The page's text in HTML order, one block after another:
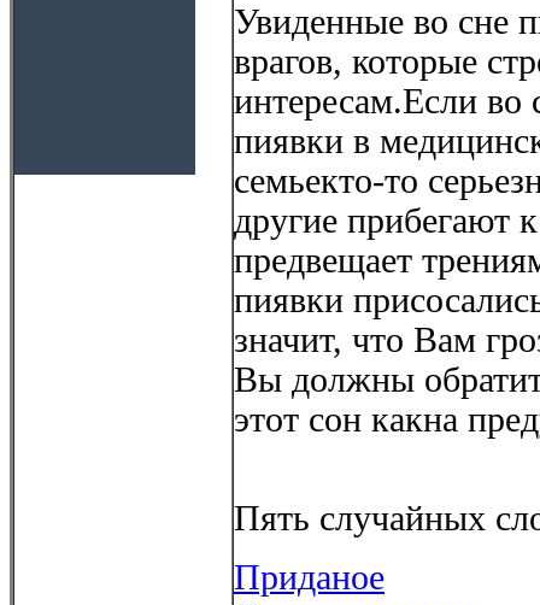
Увиденные во сне
врагов, которые
интересам.Если во
пиявки в
семьекто-то
другие прибегают
предвещает
пиявки
значит, что Вам
Вы должны
этот сон какна
Пять случайных
Приданое